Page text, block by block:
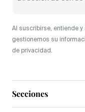
Secciones
Al suscribirse, entiende
gestionemos su
de privacidad.